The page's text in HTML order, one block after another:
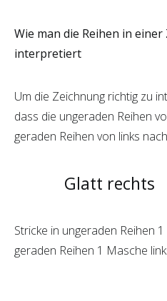
Wie man die Reihen in
interpretiert
Um die Zeichnung richtig zu
dass die ungeraden Reihen
geraden Reihen von links
Glatt rechts
Stricke in ungeraden Reihen
geraden Reihen 1 Masche